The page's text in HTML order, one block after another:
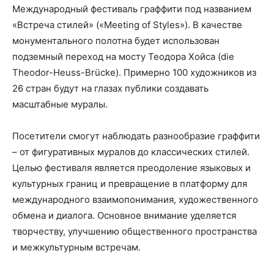
Международный фестиваль граффити под названием
«Встреча стилей» («Meeting of Styles»). В качестве
монументального полотна будет использован
подземный переход на мосту Теодора Хойса (die
Theodor-Heuss-Brücke). Примерно 100 художников из
26 стран будут на глазах публики создавать
масштабные муралы.
Посетители смогут наблюдать разнообразие граффити
– от фигуративных муралов до классических стилей.
Целью фестиваля является преодоление языковых и
культурных границ и превращение в платформу для
международного взаимопонимания, художественного
обмена и диалога. Основное внимание уделяется
творчеству, улучшению общественного пространства
и межкультурным встречам.